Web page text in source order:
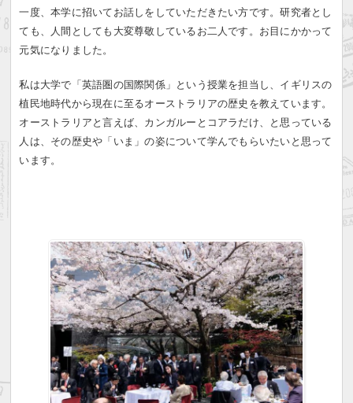
一度、本学に招いてお話しをしていただきたい方です。研究者とし
ても、人間としても大変尊敬しているお二人です。お目にかかって
元気になりました。
私は大学で「英語圏の国際関係」という授業を担当し、イギリスの
植民地時代から現在に至るオーストラリアの歴史を教えています。
オーストラリアと言えば、カンガルーとコアラだけ、と思っている
人は、その歴史や「いま」の姿について学んでもらいたいと思って
います。